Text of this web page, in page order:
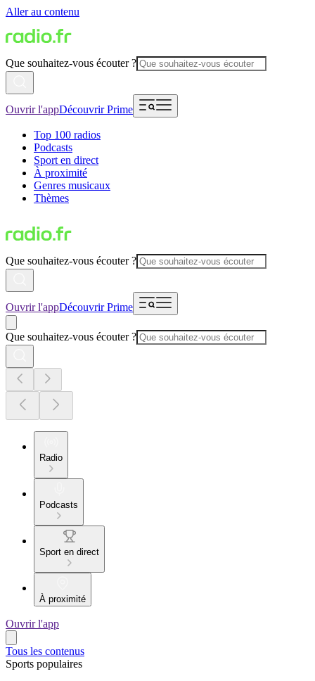
Aller au contenu
Que souhaitez-vous écouter ?
Ouvrir l'appDécouvrir Prime
Top 100 radios
Podcasts
Sport en direct
À proximité
Genres musicaux
Thèmes
Que souhaitez-vous écouter ?
Ouvrir l'appDécouvrir Prime
Que souhaitez-vous écouter ?
Radio
Podcasts
Sport en direct
À proximité
Ouvrir l'app
Tous les contenus
Sports populaires